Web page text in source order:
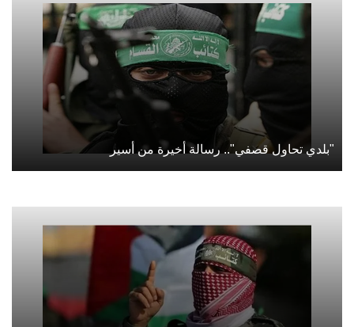
"بلدي تحاول قصفي".. رسالة أخيرة من أسير